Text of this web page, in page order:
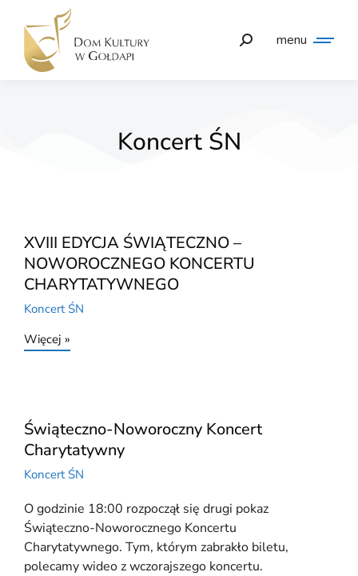
menu
Koncert ŚN
XVIII EDYCJA ŚWIĄTECZNO –
NOWOROCZNEGO KONCERTU
CHARYTATYWNEGO
Koncert ŚN
Więcej »
Świąteczno-Noworoczny Koncert
Charytatywny
Koncert ŚN
O godzinie 18:00 rozpoczął się drugi pokaz
Świąteczno-Noworocznego Koncertu
Charytatywnego. Tym, którym zabrakło biletu,
polecamy wideo z wczorajszego koncertu.